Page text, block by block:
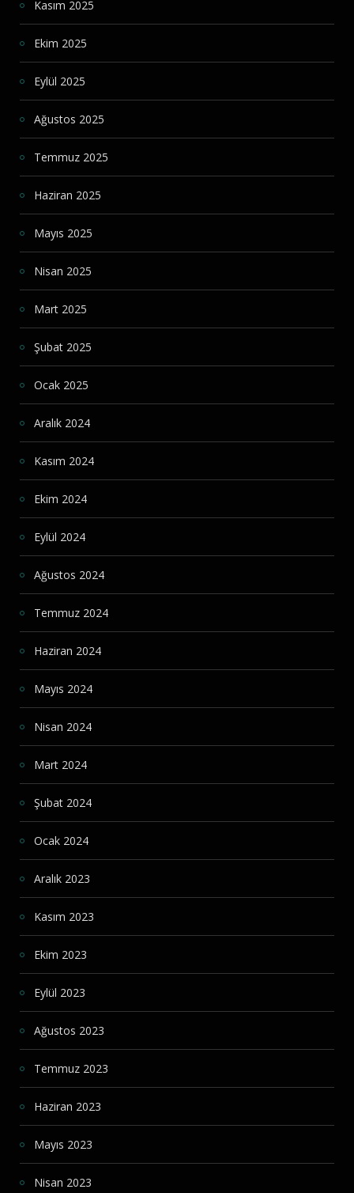
Kasım 2025
Ekim 2025
Eylül 2025
Ağustos 2025
Temmuz 2025
Haziran 2025
Mayıs 2025
Nisan 2025
Mart 2025
Şubat 2025
Ocak 2025
Aralık 2024
Kasım 2024
Ekim 2024
Eylül 2024
Ağustos 2024
Temmuz 2024
Haziran 2024
Mayıs 2024
Nisan 2024
Mart 2024
Şubat 2024
Ocak 2024
Aralık 2023
Kasım 2023
Ekim 2023
Eylül 2023
Ağustos 2023
Temmuz 2023
Haziran 2023
Mayıs 2023
Nisan 2023